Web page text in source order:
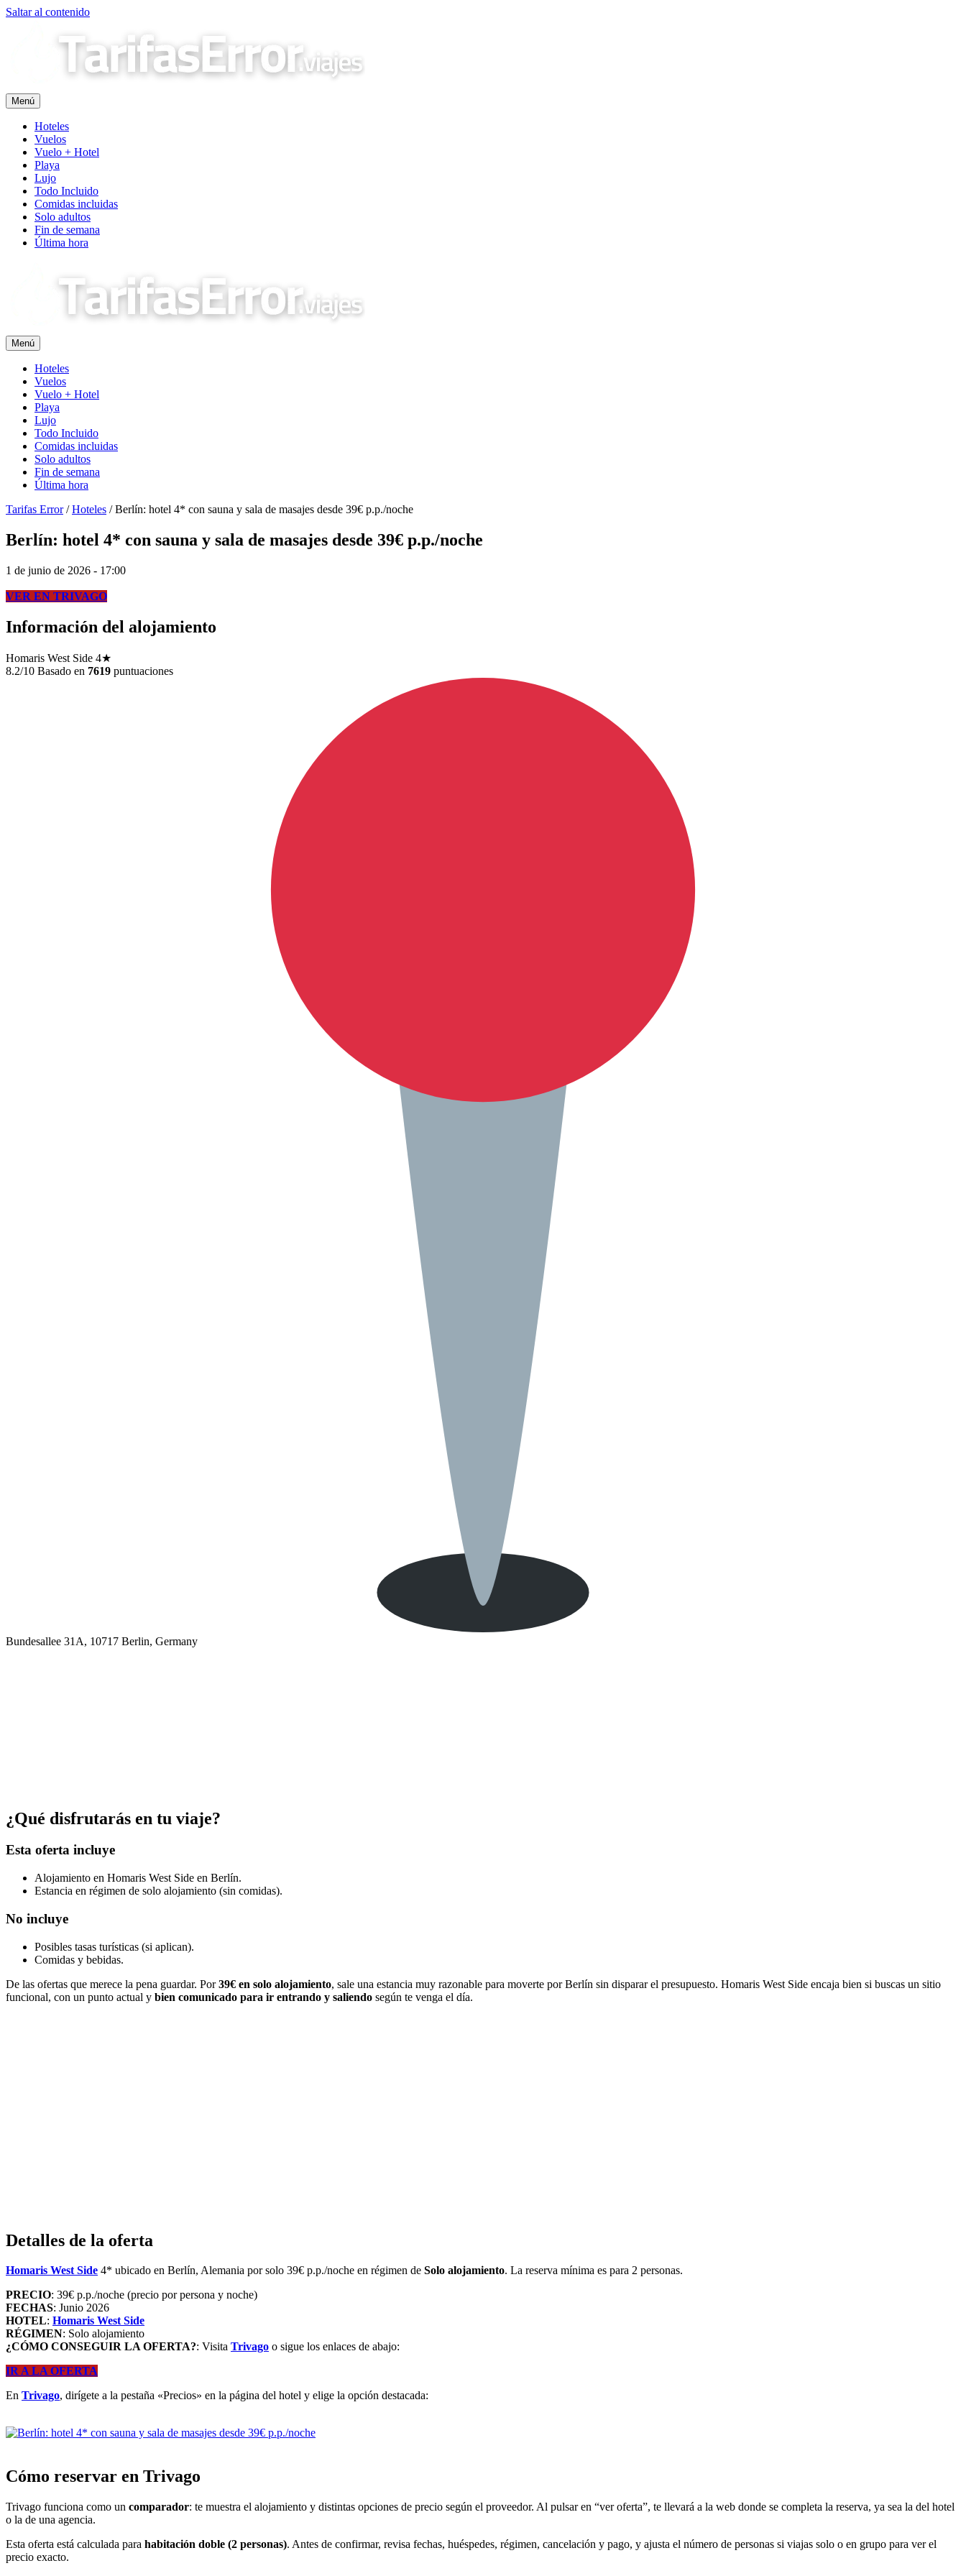
Saltar al contenido
Menú
Hoteles
Vuelos
Vuelo + Hotel
Playa
Lujo
Todo Incluido
Comidas incluidas
Solo adultos
Fin de semana
Última hora
Menú
Hoteles
Vuelos
Vuelo + Hotel
Playa
Lujo
Todo Incluido
Comidas incluidas
Solo adultos
Fin de semana
Última hora
Tarifas Error/Hoteles /Berlín: hotel 4* con sauna y sala de masajes desde 39€ p.p./noche
Berlín: hotel 4* con sauna y sala de masajes desde 39€ p.p./noche
1 de junio de 2026 - 17:00
VER EN TRIVAGO
Información del alojamiento
Homaris West Side 4★
8.2/10 Basado en 7619 puntuaciones
Bundesallee 31A, 10717 Berlin, Germany
¿Qué disfrutarás en tu viaje?
Esta oferta incluye
Alojamiento en Homaris West Side en Berlín.
Estancia en régimen de solo alojamiento (sin comidas).
No incluye
Posibles tasas turísticas (si aplican).
Comidas y bebidas.
De las ofertas que merece la pena guardar. Por39€ en solo alojamiento, sale una estancia muy razonable para moverte por Berlín sin disparar el presupuesto. Homaris West Side encaja bien si buscas un sitio
funcional, con un punto actual y bien comunicado para ir entrando y saliendo según te venga el día.
Detalles de la oferta
Homaris West Side 4* ubicado en Berlín, Alemania por solo 39€ p.p./noche en régimen de Solo alojamiento. La reserva mínima es para 2 personas.
PRECIO: 39€ p.p./noche (precio por persona y noche)
FECHAS: Junio 2026
HOTEL: Homaris West Side
RÉGIMEN: Solo alojamiento
¿CÓMO CONSEGUIR LA OFERTA?: Visita Trivago o sigue los enlaces de abajo:
IR A LA OFERTA
En Trivago, dirígete a la pestaña «Precios» en la página del hotel y elige la opción destacada:
Cómo reservar en Trivago
Trivago funciona como un comparador: te muestra el alojamiento y distintas opciones de precio según el proveedor. Al pulsar en “ver oferta”, te llevará a la web donde se completa la reserva, ya sea la del hotel
o la de una agencia.
Esta oferta está calculada para habitación doble (2 personas). Antes de confirmar, revisa fechas, huéspedes, régimen, cancelación y pago, y ajusta el número de personas si viajas solo o en grupo para ver el
precio exacto.